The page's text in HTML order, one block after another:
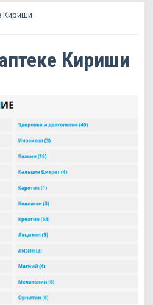
Кириши
Кириши